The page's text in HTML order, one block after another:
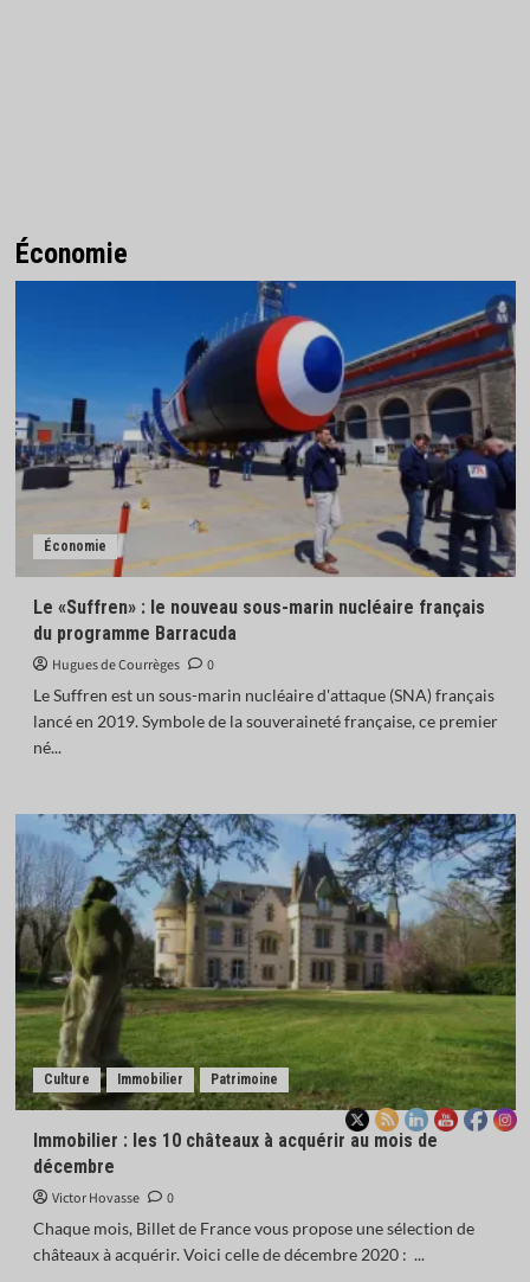
Économie
Économie
Le «Suffren» : le nouveau sous-marin nucléaire français
du programme Barracuda
Hugues de Courrèges
0
Le Suffren est un sous-marin nucléaire d'attaque (SNA) français
lancé en 2019. Symbole de la souveraineté française, ce premier
né...
Culture Immobilier Patrimoine
Immobilier : les 10 châteaux à acquérir au mois de
décembre
Victor Hovasse
0
Chaque mois, Billet de France vous propose une sélection de
châteaux à acquérir. Voici celle de décembre 2020 : ...